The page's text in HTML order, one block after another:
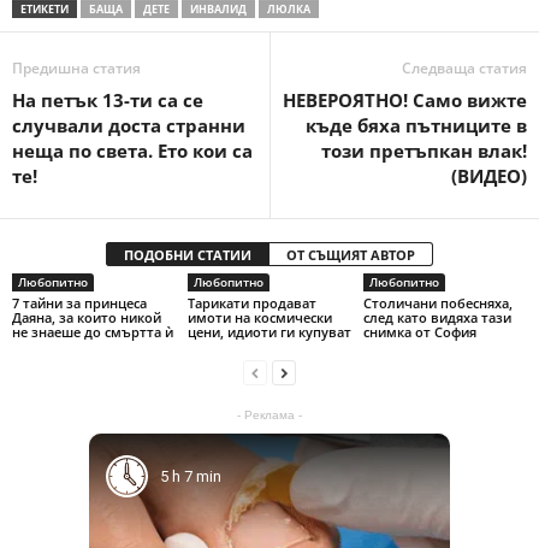
ЕТИКЕТИ БАЩА ДЕТЕ ИНВАЛИД ЛЮЛКА
Предишна статия
На петък 13-ти са се
случвали доста странни
неща по света. Ето кои са
те!
Следваща статия
НЕВЕРОЯТНО! Само вижте
къде бяха пътниците в
този претъпкан влак!
(ВИДЕО)
ПОДОБНИ СТАТИИ ОТ СЪЩИЯТ АВТОР
Любопитно
7 тайни за принцеса
Даяна, за които никой
не знаеше до смъртта ѝ
Любопитно
Тарикати продават
имоти на космически
цени, идиоти ги купуват
Любопитно
Столичани побесняха,
след като видяха тази
снимка от София
- Реклама -
5 h 7 min